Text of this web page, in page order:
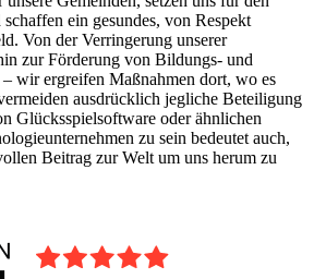
ein gesundes, von Respekt
Von der Verringerung unserer
zur Förderung von Bildungs- und
wir ergreifen Maßnahmen dort, wo es
ausdrücklich jegliche Beteiligung
Glücksspielsoftware oder ähnlichen
zu sein bedeutet auch,
Beitrag zur Welt um uns herum zu